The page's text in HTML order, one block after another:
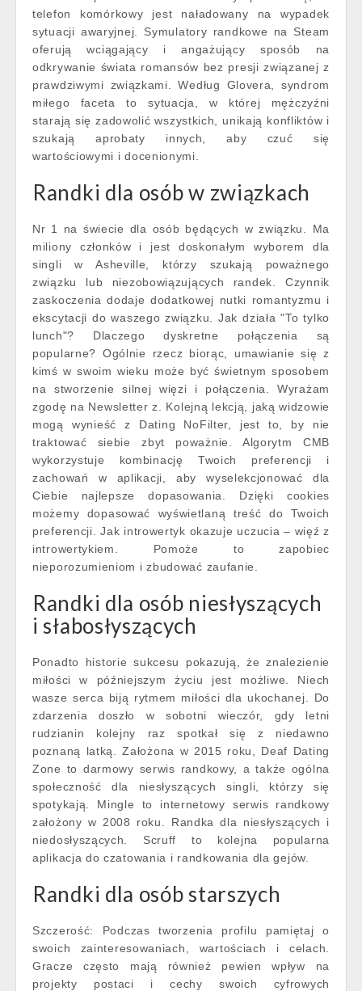
telefon komórkowy jest naładowany na wypadek
sytuacji awaryjnej. Symulatory randkowe na Steam
oferują wciągający i angażujący sposób na
odkrywanie świata romansów bez presji związanej z
prawdziwymi związkami. Według Glovera, syndrom
miłego faceta to sytuacja, w której mężczyźni
starają się zadowolić wszystkich, unikają konfliktów i
szukają aprobaty innych, aby czuć się
wartościowymi i docenionymi.
Randki dla osób w związkach
Nr 1 na świecie dla osób będących w związku. Ma
miliony członków i jest doskonałym wyborem dla
singli w Asheville, którzy szukają poważnego
związku lub niezobowiązujących randek. Czynnik
zaskoczenia dodaje dodatkowej nutki romantyzmu i
ekscytacji do waszego związku. Jak działa "To tylko
lunch"? Dlaczego dyskretne połączenia są
popularne? Ogólnie rzecz biorąc, umawianie się z
kimś w swoim wieku może być świetnym sposobem
na stworzenie silnej więzi i połączenia. Wyrażam
zgodę na Newsletter z. Kolejną lekcją, jaką widzowie
mogą wynieść z Dating NoFilter, jest to, by nie
traktować siebie zbyt poważnie. Algorytm CMB
wykorzystuje kombinację Twoich preferencji i
zachowań w aplikacji, aby wyselekcjonować dla
Ciebie najlepsze dopasowania. Dzięki cookies
możemy dopasować wyświetlaną treść do Twoich
preferencji. Jak introwertyk okazuje uczucia – więź z
introwertykiem. Pomoże to zapobiec
nieporozumieniom i zbudować zaufanie.
Randki dla osób niesłyszących
i słabosłyszących
Ponadto historie sukcesu pokazują, że znalezienie
miłości w późniejszym życiu jest możliwe. Niech
wasze serca biją rytmem miłości dla ukochanej. Do
zdarzenia doszło w sobotni wieczór, gdy letni
rudzianin kolejny raz spotkał się z niedawno
poznaną latką. Założona w 2015 roku, Deaf Dating
Zone to darmowy serwis randkowy, a także ogólna
społeczność dla niesłyszących singli, którzy się
spotykają. Mingle to internetowy serwis randkowy
założony w 2008 roku. Randka dla niesłyszących i
niedosłyszących. Scruff to kolejna popularna
aplikacja do czatowania i randkowania dla gejów.
Randki dla osób starszych
Szczerość: Podczas tworzenia profilu pamiętaj o
swoich zainteresowaniach, wartościach i celach.
Gracze często mają również pewien wpływ na
projekty postaci i cechy swoich cyfrowych